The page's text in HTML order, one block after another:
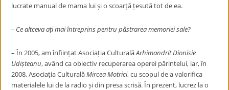
lucrate manual de mama lui și o scoarță țesută tot de ea.
– Ce altceva ați mai întreprins pentru păstrarea memoriei sale?
– În 2005, am înființat Asociația CulturalăArhimandrit Dionisie
Udișteanu, având ca obiectiv recuperarea operei părintelui, iar, în
2008, Asociația CulturalăMircea Motrici, cu scopul de a valorifica
materialele lui de la radio și din presa scrisă. În prezent, lucrez la o